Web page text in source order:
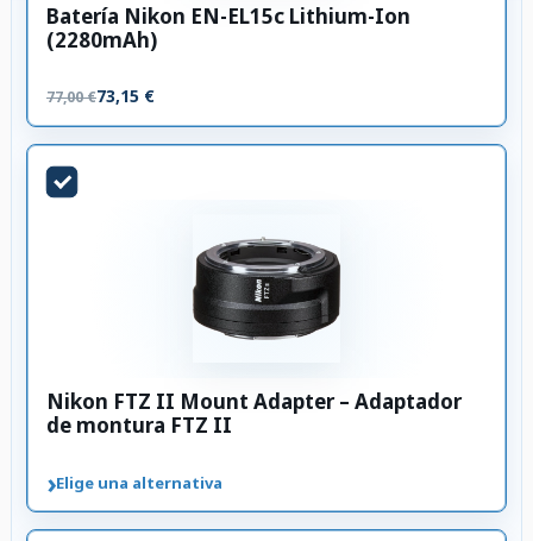
Batería Nikon EN-EL15c Lithium-Ion
(2280mAh)
77,00 €73,15 €
Nikon FTZ II Mount Adapter – Adaptador
de montura FTZ II
›Elige una alternativa